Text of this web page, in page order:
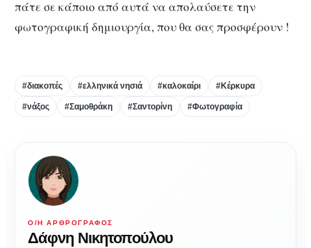
πάτε σε κάποιο από αυτά να απολαύσετε την
φωτογραφική δημιουργία, που θα σας προσφέρουν !
#διακοπές #ελληνικά νησιά #καλοκαίρι #Κέρκυρα
#νάξος #Σαμοθράκη #Σαντορίνη #Φωτογραφία
Ο/Η ΑΡΘΡΟΓΡΆΦΟΣ
Δάφνη Νικητοπούλου